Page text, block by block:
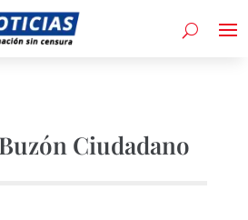
Ciudadano